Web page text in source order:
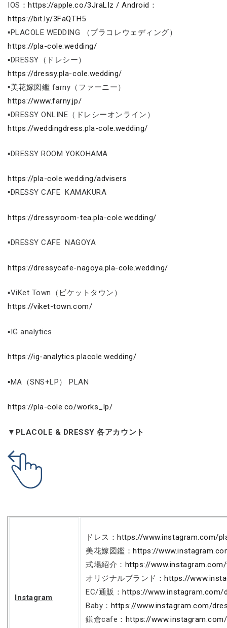
IOS：https://apple.co/3JraLIz / Android ：
https://bit.ly/3FaQTH5
▪PLACOLE WEDDING （プラコレウェディング）
https://pla-cole.wedding/
▪DRESSY（ドレシー）
https://dressy.pla-cole.wedding/
▪美花嫁図鑑 farny（ファーニー）
https://www.farny.jp/
▪DRESSY ONLINE（ドレシーオンライン）
https://weddingdress.pla-cole.wedding/
▪DRESSY ROOM YOKOHAMA
https://pla-cole.wedding/advisers
▪DRESSY CAFE KAMAKURA
https://dressyroom-tea.pla-cole.wedding/
▪DRESSY CAFE NAGOYA
https://dressycafe-nagoya.pla-cole.wedding/
▪ViKet Town（ビケットタウン）
https://viket-town.com/
▪IG analytics
https://ig-analytics.placole.wedding/
▪MA（SNS+LP） PLAN
https://pla-cole.co/works_lp/
▼PLACOLE & DRESSY 各アカウント
Instagram
ドレス：https://www.instagram.com/
美花嫁図鑑：https://
式場紹介： https://
オリジナルブランド：https://
EC/通販：https://www.instagram.com/
Baby： https://www.instagram.com/
鎌倉cafe： https://